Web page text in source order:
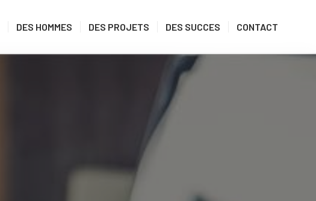
DES HOMMES DES PROJETS DES SUCCES CONTACT